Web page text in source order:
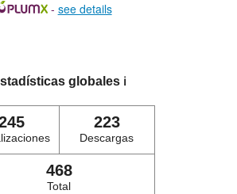
- see details
globales ℹ️
223
Descargas
468
Total